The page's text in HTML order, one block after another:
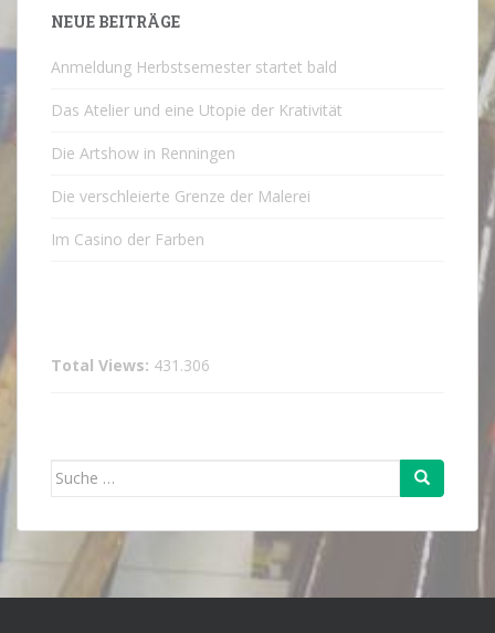
NEUE BEITRÄGE
Anmeldung Herbstsemester startet bald
Das Atelier und eine Utopie der Krativität
Die Artshow in Renningen
Die verschleierte Grenze der Malerei
Im Casino der Farben
Total Views: 431.306
Suche